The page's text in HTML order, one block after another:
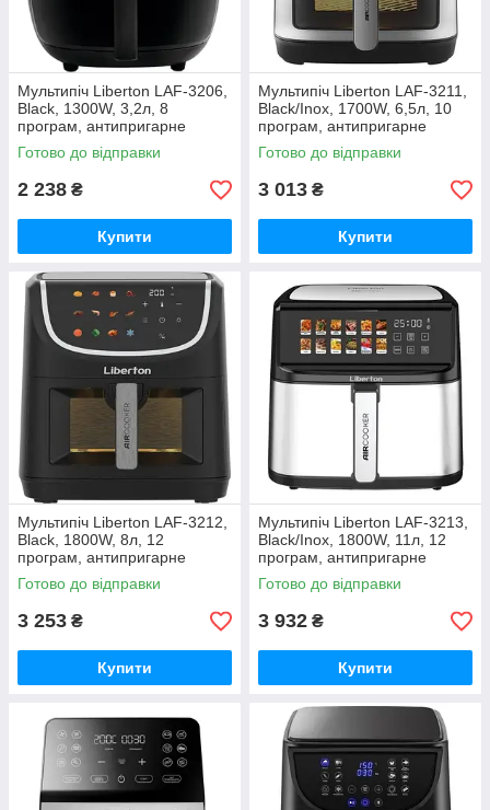
Мультипіч Liberton LAF-3206,
Black, 1300W, 3,2л, 8
програм, антипригарне
покриття
Готово до відправки
2 238 ₴
Купити
Мультипіч Liberton LAF-3211,
Black/Inox, 1700W, 6,5л, 10
програм, антипригарне
Готово до відправки
3 013 ₴
Купити
Мультипіч Liberton LAF-3212,
Black, 1800W, 8л, 12
програм, антипригарне
покриття
Готово до відправки
3 253 ₴
Купити
Мультипіч Liberton LAF-3213,
Black/Inox, 1800W, 11л, 12
програм, антипригарне
Готово до відправки
3 932 ₴
Купити